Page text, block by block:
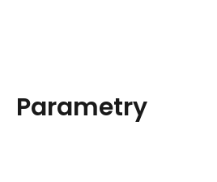
Parametry